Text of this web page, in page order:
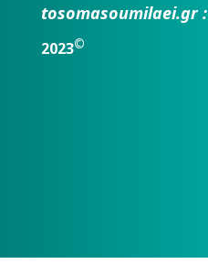
tosomasoumilaei.gr :
2023©